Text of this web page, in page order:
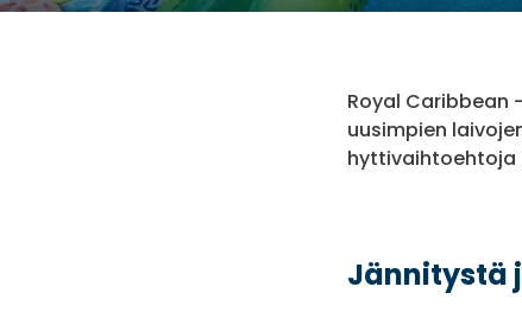
Royal Caribbean
uusimpien
hyttivaihtoehtoja
Jännitystä